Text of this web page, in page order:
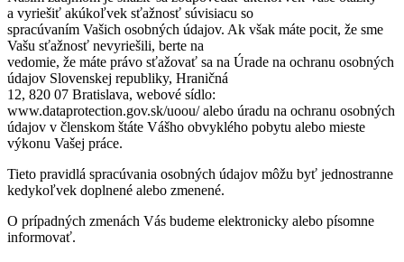
a vyriešiť akúkoľvek sťažnosť súvisiacu so
spracúvaním Vašich osobných údajov. Ak však máte pocit, že sme
Vašu sťažnosť nevyriešili, berte na
vedomie, že máte právo sťažovať sa na Úrade na ochranu osobných
údajov Slovenskej republiky, Hraničná
12, 820 07 Bratislava, webové sídlo:
www.dataprotection.gov.sk/uoou/ alebo úradu na ochranu osobných
údajov v členskom štáte Vášho obvyklého pobytu alebo mieste
výkonu Vašej práce.
Tieto pravidlá spracúvania osobných údajov môžu byť jednostranne
kedykoľvek doplnené alebo zmenené.
O prípadných zmenách Vás budeme elektronicky alebo písomne
informovať.